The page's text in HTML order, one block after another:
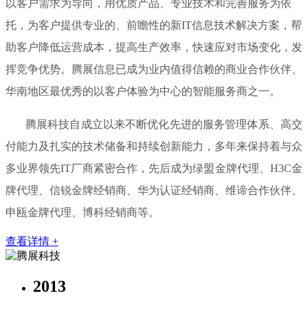
以客户需求为导向，用优质产品、专业技术和完善服务为依
托，为客户提供专业的、前瞻性的新IT信息技术解决方案，帮
助客户降低运营成本，提高生产效率，快速应对市场变化，发
挥竞争优势。腾展信息已成为业内值得信赖的商业合作伙伴、
华南地区最优秀的以客户体验为中心的智能服务商之一。
腾展科技自成立以来不断优化先进的服务管理体系、高交
付能力及扎实的技术储备和持续创新能力，多年来保持着与众
多业界领先IT厂商紧密合作，先后成为绿盟金牌代理、H3C金
牌代理、信锐金牌经销商、华为认证经销商、维谛合作伙伴、
申瓯金牌代理、博科经销商等。
查看详情 +
2013